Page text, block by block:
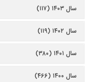
سال ۱۴۰۳ (۱۱۷)
سال ۱۴۰۲ (۱۱۹)
سال ۱۴۰۱ (۳۸۰)
سال ۱۴۰۰ (۴۶۶)